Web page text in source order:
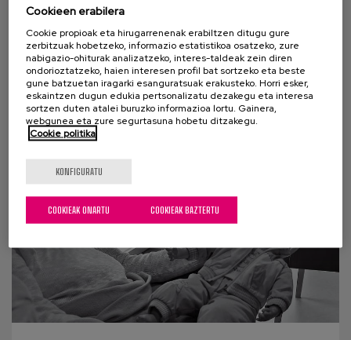
maiuskuletan
Xabier Madina naiz. Neure burua aurkezteko, ez
ditut zerrendatuko egin ezin ditudan gauzak edo
bizitzan zehar egin dizkidaten diagnostiko
medikoak....
Cookieen erabilera
Cookie propioak eta hirugarrenenak erabiltzen ditugu gure
zerbitzuak hobetzeko, informazio estatistikoa osatzeko, zure
nabigazio-ohiturak analizatzeko, interes-taldeak zein diren
ondorioztatzeko, haien interesen profil bat sortzeko eta beste
gune batzuetan iragarki esanguratsuak erakusteko. Horri esker,
eskaintzen dugun edukia pertsonalizatu dezakegu eta interesa
sortzen duten atalei buruzko informazioa lortu. Gainera,
webgunea eta zure segurtasuna hobetu ditzakegu.
Cookie politika
KONFIGURATU
COOKIEAK BAZTERTU
COOKIEAK ONARTU